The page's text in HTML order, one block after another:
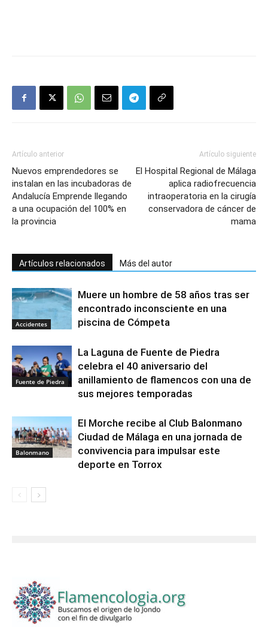
Artículo anterior
Nuevos emprendedores se
instalan en las incubadoras de
Andalucía Emprende llegando
a una ocupación del 100% en
la provincia
Artículo siguiente
El Hospital Regional de Málaga
aplica radiofrecuencia
intraoperatoria en la cirugía
conservadora de cáncer de
mama
Artículos relacionados Más del autor
Accidentes
Muere un hombre de 58 años tras ser
encontrado inconsciente en una
piscina de Cómpeta
Fuente de Piedra
La Laguna de Fuente de Piedra
celebra el 40 aniversario del
anillamiento de flamencos con una de
sus mejores temporadas
Balonmano
El Morche recibe al Club Balonmano
Ciudad de Málaga en una jornada de
convivencia para impulsar este
deporte en Torrox